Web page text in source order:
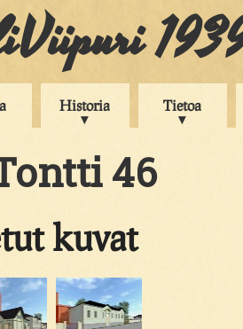
Historia Tietoa
46
kuvat